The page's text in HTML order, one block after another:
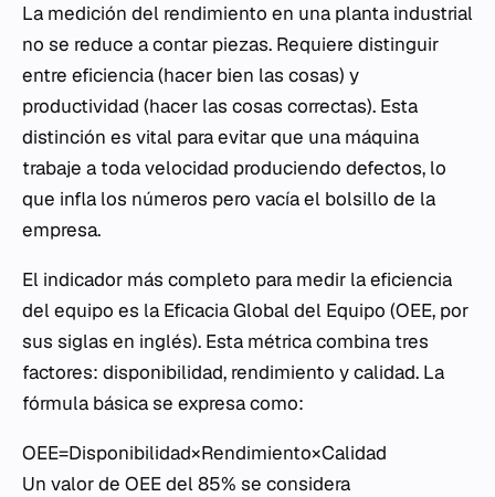
La medición del rendimiento en una planta industrial
no se reduce a contar piezas. Requiere distinguir
entre eficiencia (hacer bien las cosas) y
productividad (hacer las cosas correctas). Esta
distinción es vital para evitar que una máquina
trabaje a toda velocidad produciendo defectos, lo
que infla los números pero vacía el bolsillo de la
empresa.
El indicador más completo para medir la eficiencia
del equipo es la Eficacia Global del Equipo (OEE, por
sus siglas en inglés). Esta métrica combina tres
factores: disponibilidad, rendimiento y calidad. La
fórmula básica se expresa como:
OEE=Disponibilidad×Rendimiento×Calidad
Un valor de OEE del 85% se considera